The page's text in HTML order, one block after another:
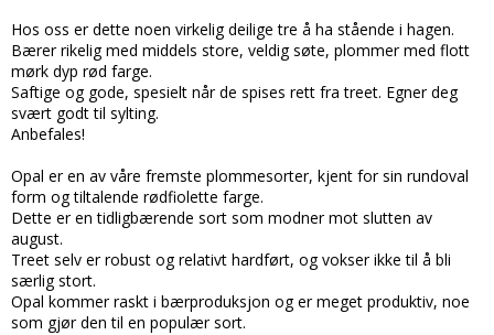
Hos oss er dette noen virkelig deilige tre å ha stående i hagen.
Bærer rikelig med middels store, veldig søte, plommer med flott
mørk dyp rød farge.
Saftige og gode, spesielt når de spises rett fra treet. Egner deg
svært godt til sylting.
Anbefales!
Opal er en av våre fremste plommesorter, kjent for sin rundoval
form og tiltalende rødfiolette farge.
Dette er en tidligbærende sort som modner mot slutten av
august.
Treet selv er robust og relativt hardført, og vokser ikke til å bli
særlig stort.
Opal kommer raskt i bærproduksjon og er meget produktiv, noe
som gjør den til en populær sort.